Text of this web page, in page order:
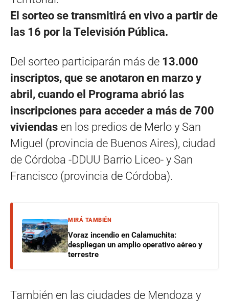
El sorteo se transmitirá en vivo a partir de
las 16 por la Televisión Pública.
Del sorteo participarán más de 13.000
inscriptos, que se anotaron en marzo y
abril, cuando el Programa abrió las
inscripciones para acceder a más de 700
viviendas en los predios de Merlo y San
Miguel (provincia de Buenos Aires), ciudad
de Córdoba -DDUU Barrio Liceo- y San
Francisco (provincia de Córdoba).
MIRÁ TAMBIÉN
Voraz incendio en Calamuchita:
despliegan un amplio operativo aéreo y
terrestre
También en las ciudades de Mendoza y